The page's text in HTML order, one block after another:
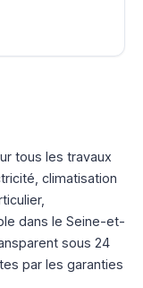
tous les travaux
climatisation
dans le Seine-et-
sous 24
par les garanties